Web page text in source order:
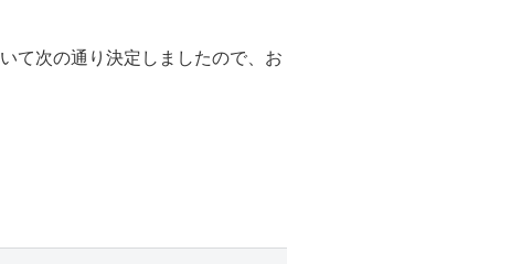
て次の通り決定しましたので、お